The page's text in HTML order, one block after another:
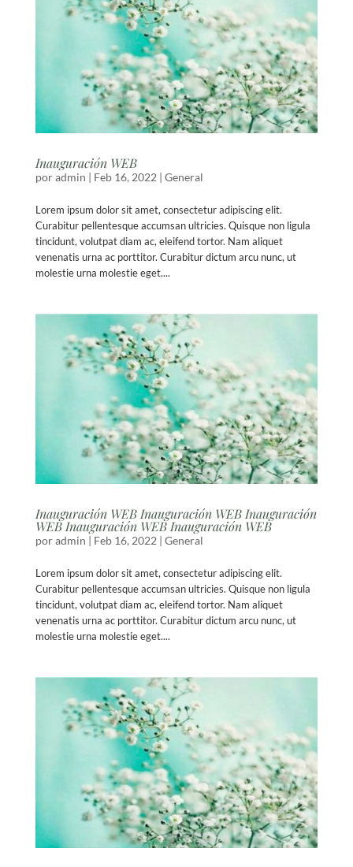
Inauguración WEB
poradmin | Feb 16, 2022 | General
Lorem ipsum dolor sit amet, consectetur adipiscing elit.
Curabitur pellentesque accumsan ultricies. Quisque non ligula
tincidunt, volutpat diam ac, eleifend tortor. Nam aliquet
venenatis urna ac porttitor. Curabitur dictum arcu nunc, ut
molestie urna molestie eget....
Inauguración WEB Inauguración WEB Inauguración
WEB Inauguración WEB Inauguración WEB
poradmin | Feb 16, 2022 | General
Lorem ipsum dolor sit amet, consectetur adipiscing elit.
Curabitur pellentesque accumsan ultricies. Quisque non ligula
tincidunt, volutpat diam ac, eleifend tortor. Nam aliquet
venenatis urna ac porttitor. Curabitur dictum arcu nunc, ut
molestie urna molestie eget....